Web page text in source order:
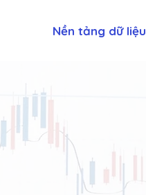
Nền tảng dữ liệu